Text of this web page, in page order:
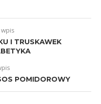
I TRUSKAWEK
POMIDOROWY